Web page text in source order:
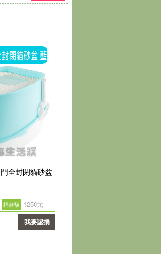
全封閉貓砂盆
捐款額 1250元
我要認捐